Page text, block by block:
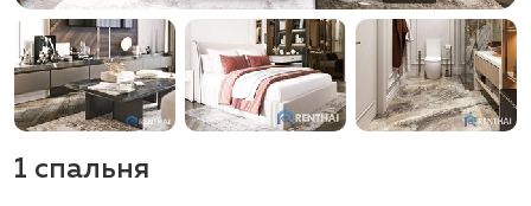
1 спальня